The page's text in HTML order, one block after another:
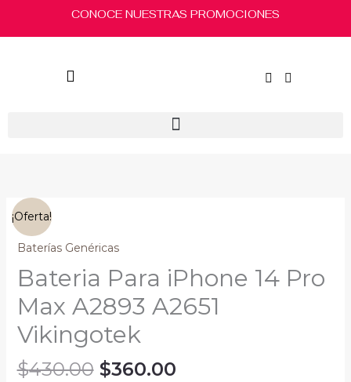
CONOCE NUESTRAS PROMOCIONES
¡Oferta!
Baterías Genéricas
Bateria Para iPhone 14 Pro
Max A2893 A2651
Vikingotek
$430.00
original
$430.00.
$360.00
$360.00.
Bateria
Para
iPhone
Pro
Max
A2893
A2651
cantidad